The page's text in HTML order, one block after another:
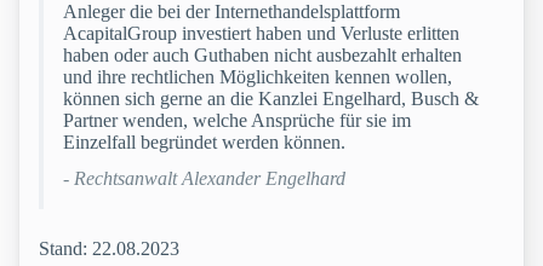
Anleger die bei der Internethandelsplattform
AcapitalGroup investiert haben und Verluste erlitten
haben oder auch Guthaben nicht ausbezahlt erhalten
und ihre rechtlichen Möglichkeiten kennen wollen,
können sich gerne an die Kanzlei Engelhard, Busch &
Partner wenden, welche Ansprüche für sie im
Einzelfall begründet werden können.
- Rechtsanwalt Alexander Engelhard
Stand: 22.08.2023